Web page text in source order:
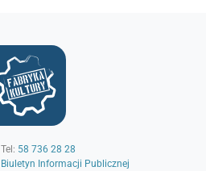
Tel: 58 736 28 28
Biuletyn Informacji Publicznej